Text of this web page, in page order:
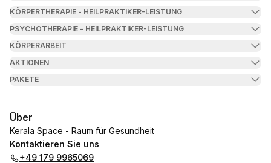
KÖRPERTHERAPIE - HEILPRAKTIKER-LEISTUNG
PSYCHOTHERAPIE - HEILPRAKTIKER-LEISTUNG
KÖRPERARBEIT
AKTIONEN
PAKETE
Über
Kerala Space - Raum für Gesundheit
Kontaktieren Sie uns
+49 179 9965069